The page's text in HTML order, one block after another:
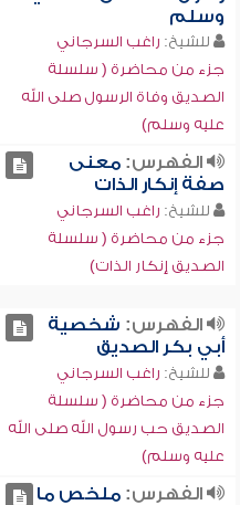
وسلم
للشيخ: راغب السرجاني
جزء من محاضرة ( سلسلة
الصديق وفاة الرسول صلى الله
عليه وسلم)
الفهرس:معنى
صفة إنكار الذات
للشيخ: راغب السرجاني
جزء من محاضرة ( سلسلة
الصديق إنكار الذات)
الفهرس: شخصية
أبي بكر الصديق
للشيخ: راغب السرجاني
جزء من محاضرة ( سلسلة
الصديق حب رسول الله صلى الله
عليه وسلم)
الفهرس:ملخص ما